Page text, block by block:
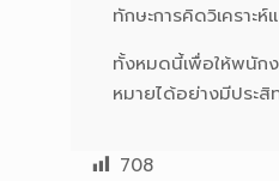
ทักษะการคิดวิเคราะ
ทั้งหมดนี้เพื่อให้พนัก
หมายได้อย่างมีประ
708